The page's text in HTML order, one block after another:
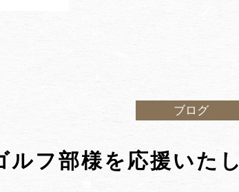
ブログ
ルフ部様を応援いたし